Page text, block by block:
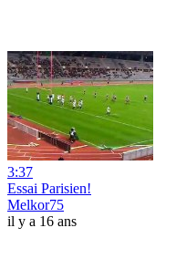
3:37
Essai Parisien!
Melkor75
il y a 16 ans